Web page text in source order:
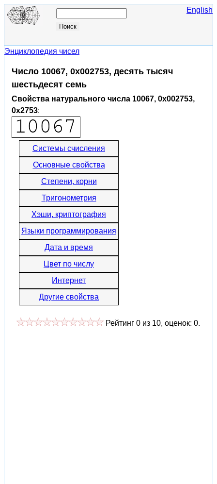
English
Энциклопедия чисел
Число 10067, 0x002753, десять тысяч
шестьдесят семь
Свойства натурального числа 10067, 0x002753,
0x2753:
Системы счисления
Основные свойства
Степени, корни
Тригонометрия
Хэши, криптография
Языки программирования
Дата и время
Цвет по числу
Интернет
Другие свойства
Рейтинг 0 из 10, оценок: 0.